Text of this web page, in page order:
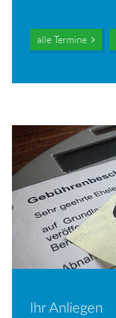
alle Termine
Ihr Anliegen